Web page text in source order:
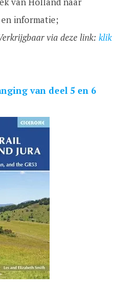
informatie;
via deze link:klik
van deel 5 en 6